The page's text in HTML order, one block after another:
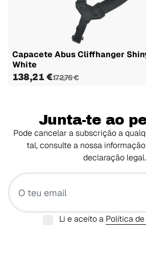
Capacete Abus Cliffhanger
White
138,21 €172,76 €
Junta-te ao
Pode cancelar a subscrição a
tal, consulte a nossa
declaração legal.
Li e aceito a Política